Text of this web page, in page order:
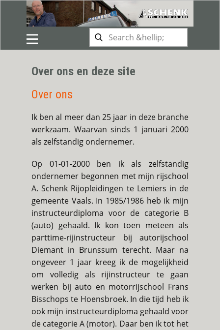
Over ons en deze site
Over ons
Ik ben al meer dan 25 jaar in deze branche
werkzaam. Waarvan sinds 1 januari 2000
als zelfstandig ondernemer.
Op 01-01-2000 ben ik als zelfstandig
ondernemer begonnen met mijn rijschool
A. Schenk Rijopleidingen te Lemiers in de
gemeente Vaals. In 1985/1986 heb ik mijn
instructeurdiploma voor de categorie B
(auto) gehaald. Ik kon toen meteen als
parttime-rijinstructeur bij autorijschool
Diemant in Brunssum terecht. Maar na
ongeveer 1 jaar kreeg ik de mogelijkheid
om volledig als rijinstructeur te gaan
werken bij auto en motorrijschool Frans
Bisschops te Hoensbroek. In die tijd heb ik
ook mijn instructeurdiploma gehaald voor
de categorie A (motor). Daar ben ik tot het